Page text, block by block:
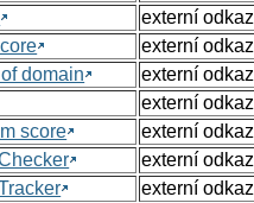
externí odkaz
externí odkaz
domain
externí odkaz
externí odkaz
score
externí odkaz
externí odkaz
externí odkaz